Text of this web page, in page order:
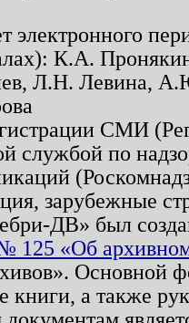
электронного
К.А.
Л.Н. Левина,
СМИ
службой по
зарубежные
ДВ» был
125 «Об
Основной
книги, а также